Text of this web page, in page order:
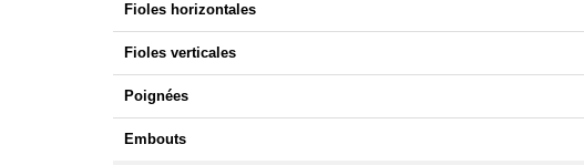
Fioles horizontales
Fioles verticales
Poignées
Embouts